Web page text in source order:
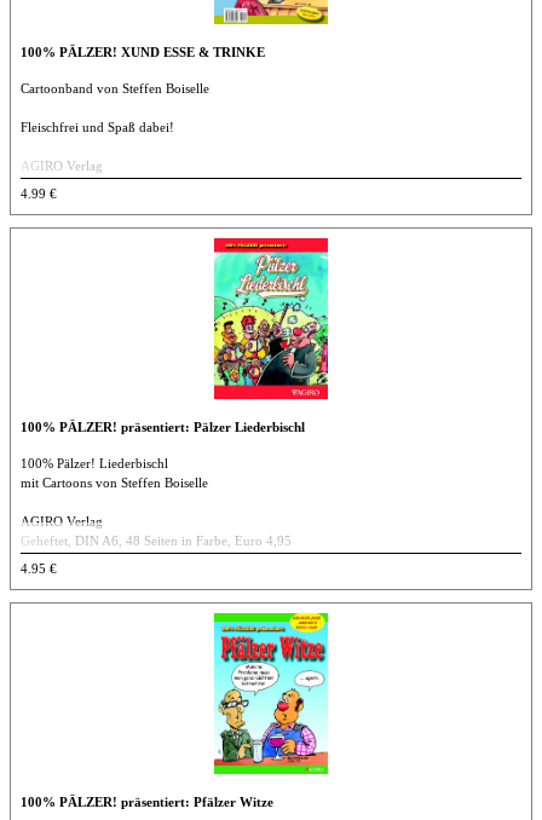
100% PÄLZER! XUND ESSE & TRINKE
Cartoonband von Steffen Boiselle
Fleischfrei und Spaß dabei!
AGIRO Verlag
4.99 €
100% PÄLZER! präsentiert: Pälzer Liederbischl
100% Pälzer! Liederbischl
mit Cartoons von Steffen Boiselle
AGIRO Verlag
Geheftet, DIN A6, 48 Seiten in Farbe, Euro 4,95
4.95 €
100% PÄLZER! präsentiert: Pfälzer Witze